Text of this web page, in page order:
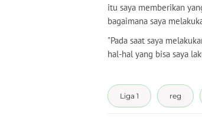
itu saya memberikan
bagaimana saya
"Pada saat saya
hal-hal yang bisa saya
Liga 1 reg